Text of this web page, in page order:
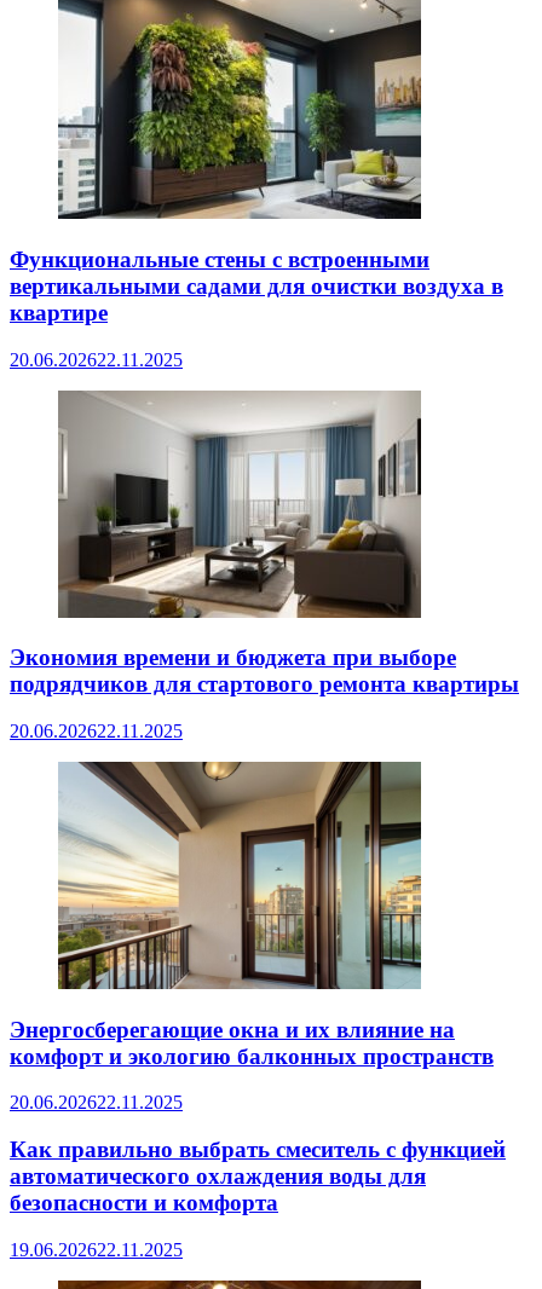
Функциональные стены с встроенными
вертикальными садами для очистки воздуха в
квартире
20.06.202622.11.2025
Экономия времени и бюджета при выборе
подрядчиков для стартового ремонта квартиры
20.06.202622.11.2025
Энергосберегающие окна и их влияние на
комфорт и экологию балконных пространств
20.06.202622.11.2025
Как правильно выбрать смеситель с функцией
автоматического охлаждения воды для
безопасности и комфорта
19.06.202622.11.2025